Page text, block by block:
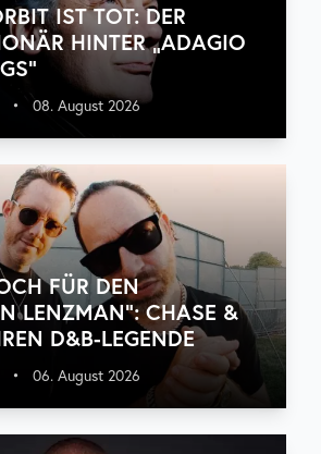
IST TOT: DER
HINTER „ADAGIO
• 08. August 2026
FÜR DEN
LENZMAN“: CHASE &
D&B-LEGENDE
• 06. August 2026